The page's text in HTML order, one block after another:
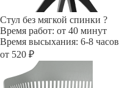
Стул без мягкой спинки ?
Время работ: от 40 минут
Время высыхания: 6-8 часов
от 520 ₽